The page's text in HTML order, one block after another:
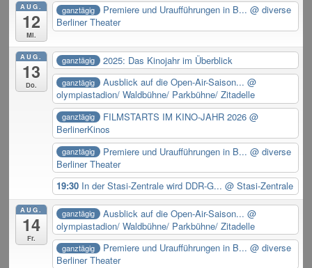
AUG.
12
Mi.
ganztägig Premiere und Uraufführungen in B... @ diverse
Berliner Theater
AUG.
13
Do.
ganztägig 2025: Das Kinojahr im Überblick
ganztägig Ausblick auf die Open-Air-Saison... @
olympiastadion/ Waldbühne/ Parkbühne/ Zitadelle
ganztägig FILMSTARTS IM KINO-JAHR 2026 @
BerlinerKinos
ganztägig Premiere und Uraufführungen in B... @ diverse
Berliner Theater
19:30 In der Stasi-Zentrale wird DDR-G...@ Stasi-Zentrale
AUG.
14
Fr.
ganztägig Ausblick auf die Open-Air-Saison... @
olympiastadion/ Waldbühne/ Parkbühne/ Zitadelle
ganztägig Premiere und Uraufführungen in B... @ diverse
Berliner Theater